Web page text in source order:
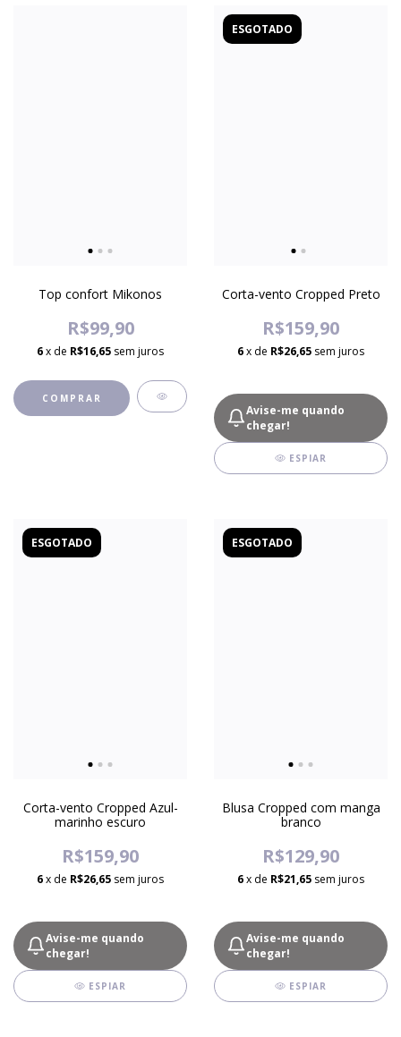
Top confort Mikonos
R$99,90
6x de R$16,65 sem juros
COMPRAR
ESGOTADO
Corta-vento Cropped Preto
R$159,90
6x de R$26,65 sem juros
Avise-me quando
chegar!
ESPIAR
ESGOTADO
Corta-vento Cropped Azul-
marinho escuro
R$159,90
6x de R$26,65 sem juros
Avise-me quando
chegar!
ESPIAR
ESGOTADO
Blusa Cropped com manga
branco
R$129,90
6x de R$21,65 sem juros
Avise-me quando
chegar!
ESPIAR